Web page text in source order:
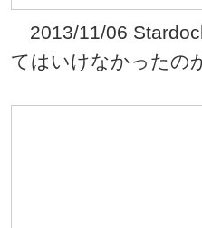
2013/11/06
てはいけなかったの